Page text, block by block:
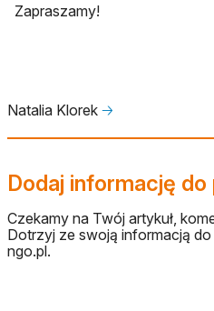
Zapraszamy!
Natalia Klorek 🡢
Dodaj informację do
Czekamy na Twój artykuł,
Dotrzyj ze swoją informacją
ngo.pl.